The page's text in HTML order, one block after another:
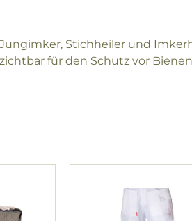
Stichheiler und
für den Schutz vor